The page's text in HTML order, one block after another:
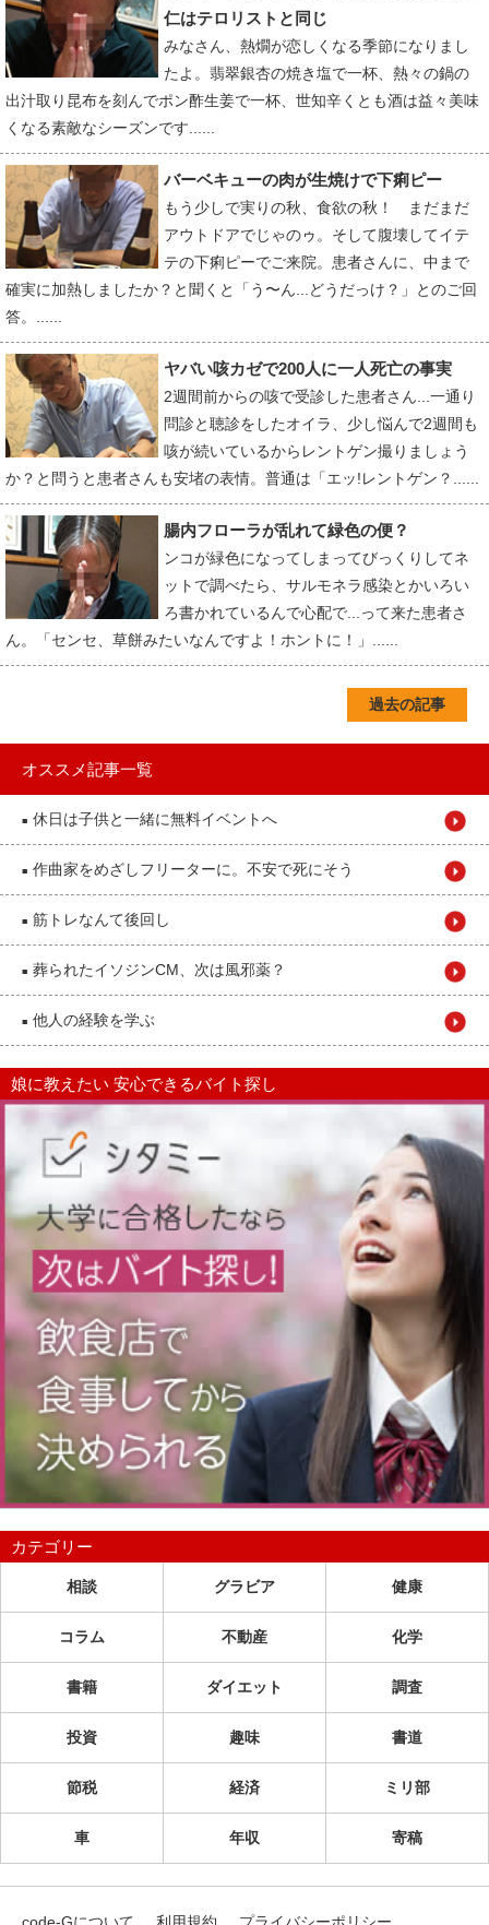
仁はテロリストと同じ
みなさん、熱燗が恋しくなる季節になりまし
たよ。翡翠銀杏の焼き塩で一杯、熱々の鍋の
出汁取り昆布を刻んでポン酢生姜で一杯、世知辛くとも酒は益々美味
くなる素敵なシーズンです......
バーベキューの肉が生焼けで下痢ピー
もう少しで実りの秋、食欲の秋！ まだまだ
アウトドアでじゃのゥ。そして腹壊してイテ
テの下痢ピーでご来院。患者さんに、中まで
確実に加熱しましたか？と聞くと「う〜ん...どうだっけ？」とのご回
答。......
ヤバい咳カゼで200人に一人死亡の事実
2週間前からの咳で受診した患者さん...一通り
問診と聴診をしたオイラ、少し悩んで2週間も
咳が続いているからレントゲン撮りましょう
か？と問うと患者さんも安堵の表情。普通は「エッ!レントゲン？......
腸内フローラが乱れて緑色の便？
ンコが緑色になってしまってびっくりしてネ
ットで調べたら、サルモネラ感染とかいろい
ろ書かれているんで心配で...って来た患者さ
ん。「センセ、草餅みたいなんですよ！ホントに！」......
過去の記事
オススメ記事一覧
■ 休日は子供と一緒に無料イベントへ
■ 作曲家をめざしフリーターに。不安で死にそう
■ 筋トレなんて後回し
■ 葬られたイソジンCM、次は風邪薬？
■ 他人の経験を学ぶ
娘に教えたい 安心できるバイト探し
カテゴリー
相談 グラビア 健康
コラム 不動産 化学
書籍 ダイエット 調査
投資 趣味 書道
節税 経済 ミリ部
車 年収 寄稿